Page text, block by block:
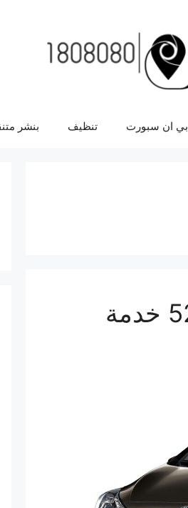
بي ان سبورت تنظيف بنشر
افضل خدمة سيارات سيراتو 52227338 خدمة